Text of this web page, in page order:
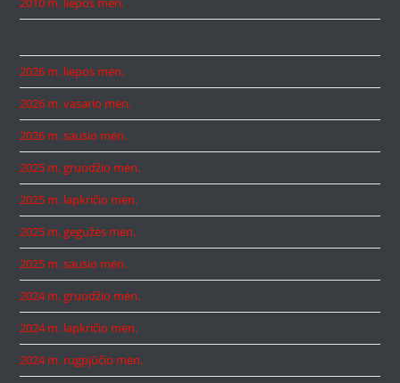
2026 m. liepos mėn.
2026 m. vasario mėn.
2026 m. sausio mėn.
2025 m. gruodžio mėn.
2025 m. lapkričio mėn.
2025 m. gegužės mėn.
2025 m. sausio mėn.
2024 m. gruodžio mėn.
2024 m. lapkričio mėn.
2024 m. rugpjūčio mėn.